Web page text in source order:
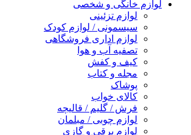
لوازم خانگی و شخصی
لوازم تزئینی
سیسمونی / لوازم کودک
لوازم اداری فروشگاهی
تصفیه آب و هوا
کیف و کفش
مجله و کتاب
پوشاک
کالای خواب
فرش / گلیم / قالیچه
لوازم چوبی / مبلمان
لوازم برقی و گازی